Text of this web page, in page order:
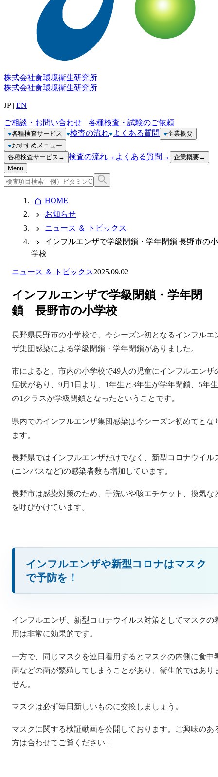
株式会社食環境衛生研究所
株式会社食環境衛生研究所
JP| EN
ご相談・お問い合わせ 各種検査・試験のご依頼
各種検査サービス 検査の流れ よくある質問
企業概要
おすすめメニュー
各種検査サービス → 検査の流れ→ よくある質問 → 企業概要→
Menu
HOME
お知らせ
ニュース ＆ トピックス
インフルエンザで学級閉鎖・学年閉鎖 長野市の小
学校
ニュース ＆ トピックス2025.09.02
インフルエンザで学級閉鎖・学年閉
鎖 長野市の小学校
長野県長野市の小学校で、今シーズン初となるインフルエ
ザ集団感染による学級閉鎖・学年閉鎖がありました。
市によると、市内の小学校で49人の児童にインフルエンザ
症状があり、9月1日より、1年生と3年生が学年閉鎖、5年生
の1クラスが学級閉鎖となったということです。
県内でのインフルエンザ集団感染は今シーズン初めてとな
ます。
長野県ではインフルエンザだけでなく、新型コロナウイル
(ニンバスなど)の感染者数も増加しています。
長野市は感染対策のため、手洗いや咳エチケット、換気な
を呼びかけています。
インフルエンザや新型コロナはマスク
で予防を！
インフルエンザ、新型コロナウイルス対策としてマスクの
用は非常に効果的です。
一方で、同じマスクを連日着用するとマスクの内側に食中
菌などの菌が繁殖してしまうことがあり、衛生的ではあり
せん。
マスクは必ず毎日新しいものに交換しましょう。
マスクに関する検証動画を公開しております。ご興味のあ
方は合わせてご覧ください！